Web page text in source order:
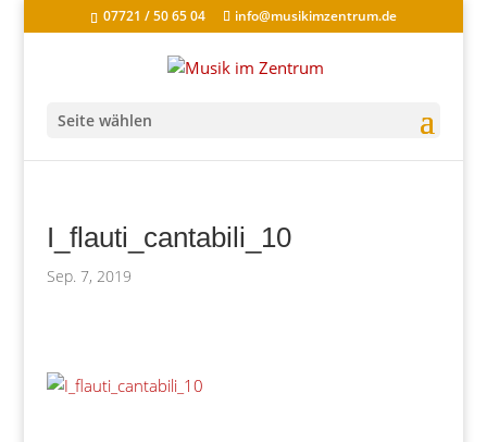
07721 / 50 65 04 info@musikimzentrum.de
Seite wählen
I_flauti_cantabili_10
Sep. 7, 2019